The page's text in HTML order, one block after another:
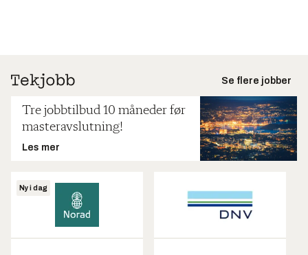
Se flere jobber
Tre jobbtilbud 10 måneder før
masteravslutning!
Les mer
Ny i dag